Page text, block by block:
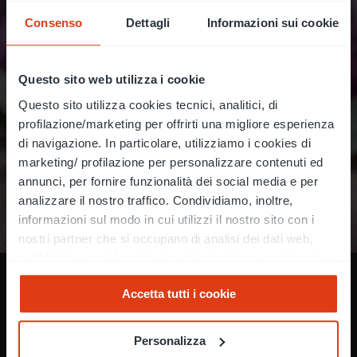
Consenso Dettagli Informazioni sui cookie
Questo sito web utilizza i cookie
Questo sito utilizza cookies tecnici, analitici, di
profilazione/marketing per offrirti una migliore esperienza
di navigazione. In particolare, utilizziamo i cookies di
marketing/ profilazione per personalizzare contenuti ed
annunci, per fornire funzionalità dei social media e per
analizzare il nostro traffico. Condividiamo, inoltre,
informazioni sul modo in cui utilizzi il nostro sito con i
nostri partner che si occupano di analisi dei dati web,
con altre informazioni che hai fornito loro o che hanno
raccolto dal tuo utilizzo dei loro servizi. Per i cookies
tecnici non è necessario il tuo consenso all'installazione.
I cookies di marketing/profilazione e analiticisono
Accetta tutti i cookie
Personalizza
Prodotti professionali Vitality’s